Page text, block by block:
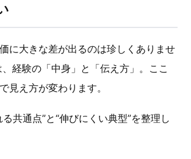
に大きな差が出るのは珍しくありませ
経験の「中身」と「伝え方」。ここ
見え方が変わります。
る共通点”と“伸びにくい典型”を整理し